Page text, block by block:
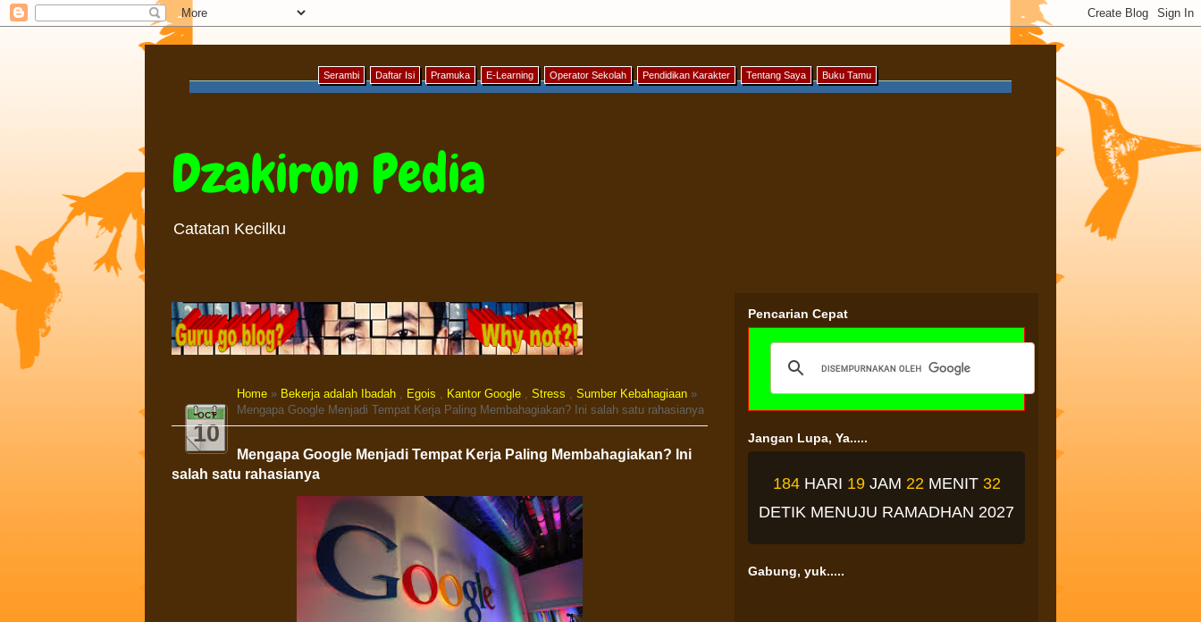
Serambi Daftar Isi Pramuka E-Learning Operator Sekolah Pendidikan Karakter Tentang Saya Buku Tamu
Dzakiron Pedia
Catatan Kecilku
OCT
10
Home » Bekerja adalah Ibadah , Egois , Kantor Google , Stress , Sumber Kebahagiaan »
Mengapa Google Menjadi Tempat Kerja Paling Membahagiakan? Ini salah satu rahasianya
Mengapa Google Menjadi Tempat Kerja Paling Membahagiakan? Ini
salah satu rahasianya
Pencarian Cepat
Jangan Lupa, Ya.....
184 HARI 19 JAM 22 MENIT31
DETIK MENUJU RAMADHAN 2027
Gabung, yuk.....